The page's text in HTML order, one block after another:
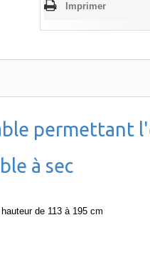
Imprimer
permettant
à sec
de 113 à 195 cm